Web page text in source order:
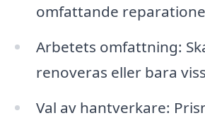
omfattande
Arbetets omfattning:
renoveras eller bara
Val av hantverkare: